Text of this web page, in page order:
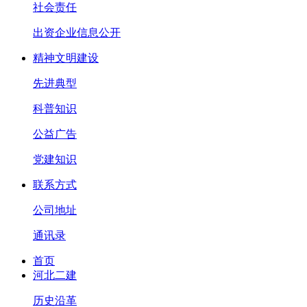
社会责任
出资企业信息公开
精神文明建设
先进典型
科普知识
公益广告
党建知识
联系方式
公司地址
通讯录
首页
河北二建
历史沿革